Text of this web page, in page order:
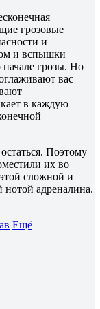
грозовые
и
и вспышки
начале грозы. Но
вас
в каждую
Поэтому
их во
сложной и
адреналина.
Ещё